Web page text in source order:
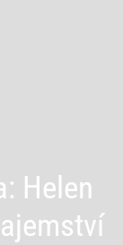
Helen